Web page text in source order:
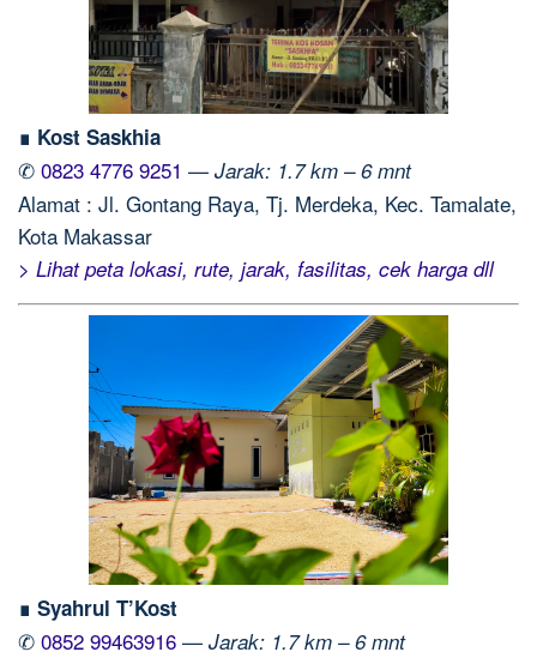
∎ Kost Saskhia
✆ 0823 4776 9251 — Jarak: 1.7 km – 6 mnt
Alamat : Jl. Gontang Raya, Tj. Merdeka, Kec. Tamalate,
Kota Makassar
> Lihat peta lokasi, rute, jarak, fasilitas, cek harga dll
∎ Syahrul T’Kost
✆ 0852 99463916 — Jarak: 1.7 km – 6 mnt